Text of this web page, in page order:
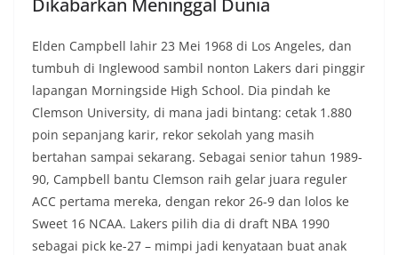
Dikabarkan Meninggal Dunia
Elden Campbell lahir 23 Mei 1968 di Los Angeles, dan
tumbuh di Inglewood sambil nonton Lakers dari pinggir
lapangan Morningside High School. Dia pindah ke
Clemson University, di mana jadi bintang: cetak 1.880
poin sepanjang karir, rekor sekolah yang masih
bertahan sampai sekarang. Sebagai senior tahun 1989-
90, Campbell bantu Clemson raih gelar juara reguler
ACC pertama mereka, dengan rekor 26-9 dan lolos ke
Sweet 16 NCAA. Lakers pilih dia di draft NBA 1990
sebagai pick ke-27 – mimpi jadi kenyataan buat anak